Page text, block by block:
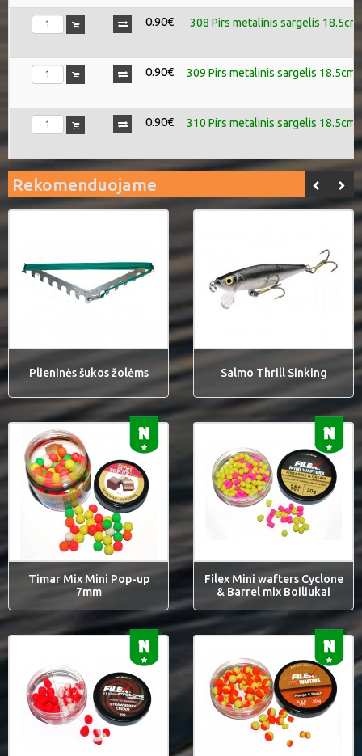
0.90€ 308 Pirs metalinis sargelis 18.5cm
0.90€ 309 Pirs metalinis sargelis 18.5cm
0.90€ 310 Pirs metalinis sargelis 18.5cm
Rekomenduojame
Plieninės šukos žolėms Salmo Thrill Sinking
Timar Mix Mini Pop-up
7mm
Filex Mini wafters Cyclone
& Barrel mix Boiliukai